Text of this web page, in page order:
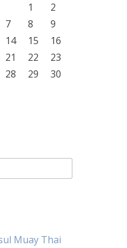
1
2
7 8
9
14 15
16
21 22
23
28 29
30
Muay Thai